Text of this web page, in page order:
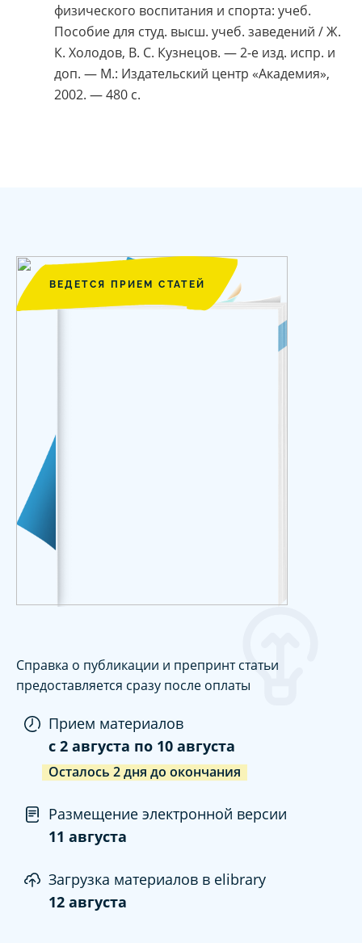
физического воспитания и спорта: учеб.
Пособие для студ. высш. учеб. заведений / Ж.
К. Холодов, В. С. Кузнецов. — 2-е изд. испр. и
доп. — М.: Издательский центр «Академия»,
2002. — 480 с.
ВЕДЕТСЯ ПРИЕМ СТАТЕЙ
Справка о публикации и препринт статьи
предоставляется сразу после оплаты
Прием материалов
c 2 августа по 10 августа
Осталось 2дня до окончания
Размещение электронной версии
11 августа
Загрузка материалов в elibrary
12 августа